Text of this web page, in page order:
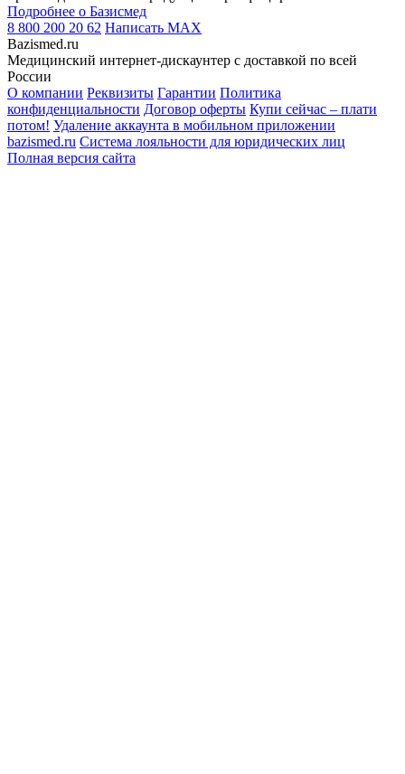
Подробнее о Базисмед
8 800 200 20 62 Написать MAX
Bazismed.ru
Медицинский интернет-дискаунтер с доставкой по всей
России
О компании Реквизиты Гарантии Политика
конфиденциальности Договор оферты Купи сейчас – плати
потом! Удаление аккаунта в мобильном приложении
bazismed.ru Система лояльности для юридических лиц
Полная версия сайта